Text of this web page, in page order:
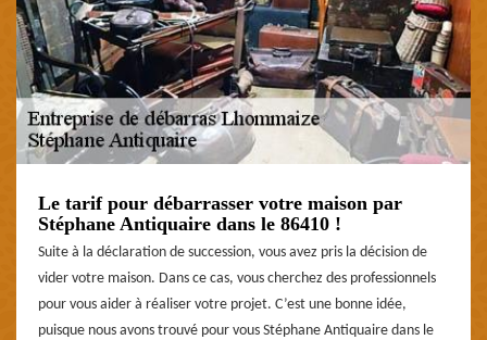
Le tarif pour débarrasser votre maison par
Stéphane Antiquaire dans le 86410 !
Suite à la déclaration de succession, vous avez pris la décision de
vider votre maison. Dans ce cas, vous cherchez des professionnels
pour vous aider à réaliser votre projet. C’est une bonne idée,
puisque nous avons trouvé pour vous Stéphane Antiquaire dans le